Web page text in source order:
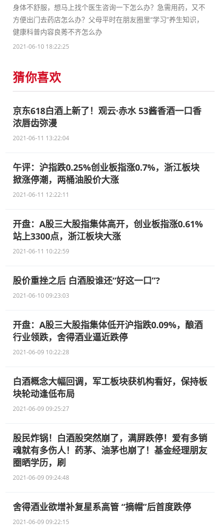
身体不舒服，想马上找个医生咨询一下怎么办？急需用药，又不
方便出门去药店怎么办？父母平时在朋友圈里“学习”养生知识，
健康科普内容良莠不齐怎么办
2021-06-10 18:22:25
猜你喜欢
京东618白酒上新了！观云·赤水 53酱香酒一口香
浓唇齿弥漫
2021-06-11 13:22:04
午评：沪指跌0.25%创业板指涨0.7%，浙江板块
掀涨停潮，两桶油股价大涨
2021-06-11 12:22:11
开盘：A股三大股指集体高开，创业板指涨0.61%
站上3300点，浙江板块大涨
2021-06-11 10:22:59
股价重挫之后 白酒股谁还“好这一口”?
2021-06-10 09:23:03
开盘：A股三大股指集体低开沪指跌0.09%，酿酒
行业领跌，舍得酒业逼近跌停
2021-06-09 10:22:28
白酒概念大幅回调，军工板块获机构看好，保持板
块轮动逢低布局
2021-06-09 09:25:27
股民炸锅！白酒股突然崩了，满屏跌停！爱有多销
魂就有多伤人！药茅、油茅也崩了！基金经理朋友
圈晒学历，刷
2021-06-09 09:24:48
舍得酒业欲增补复星系高管 “摘帽”后首度跌停
2021-06-09 09:22:15